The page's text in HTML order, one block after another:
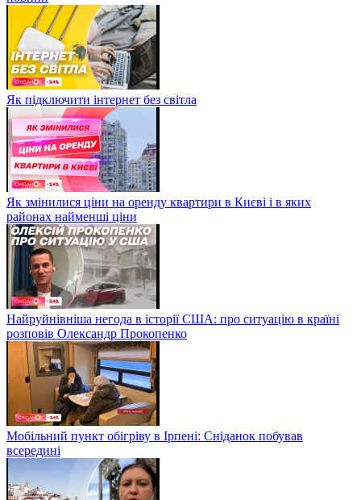
Як підключити інтернет без світла
Як змінилися ціни на оренду квартири в Києві і в яких
районах найменші ціни
Найруйнівніша негода в історії США: про ситуацію в країні
розповів Олександр Прокопенко
Мобільний пункт обігріву в Ірпені: Сніданок побував
всередині